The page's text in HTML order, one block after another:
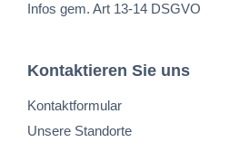
Infos gem. Art 13-14 DSGVO
Kontaktieren Sie uns
Kontaktformular
Unsere Standorte